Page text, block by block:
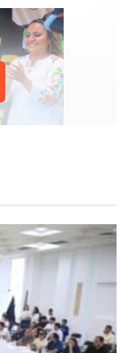
de béisbol de
que de
festival para
Sol.
Gilberto